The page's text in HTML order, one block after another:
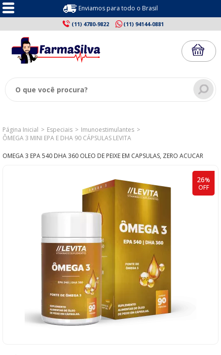
Enviamos para todo o Brasil
(11) 4780-9822 (11) 94144-0881
Página Inicial Especiais
Imunoestimulantes
ÔMEGA 3 MINI EPA E DHA 90 CÁPSULAS LEVITA
OMEGA 3 EPA 540 DHA 360 OLEO DE PEIXE EM CAPSULAS, ZERO ACUCAR
26%
OFF